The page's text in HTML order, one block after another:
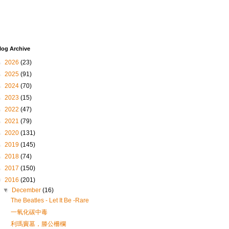
Archive
2026 (23)
2025 (91)
2024 (70)
2023 (15)
2022 (47)
2021 (79)
2020 (131)
2019 (145)
2018 (74)
2017 (150)
2016 (201)
▼
December(16)
The Beatles - Let It Be -Rare
一氧化碳中毒
利瑪竇墓，滕公柵欄